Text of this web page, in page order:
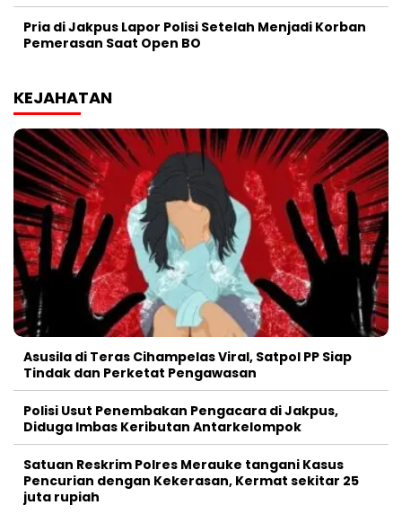
Pria di Jakpus Lapor Polisi Setelah Menjadi Korban
Pemerasan Saat Open BO
KEJAHATAN
Asusila di Teras Cihampelas Viral, Satpol PP Siap
Tindak dan Perketat Pengawasan
Polisi Usut Penembakan Pengacara di Jakpus,
Diduga Imbas Keributan Antarkelompok
Satuan Reskrim Polres Merauke tangani Kasus
Pencurian dengan Kekerasan, Kermat sekitar 25
juta rupiah